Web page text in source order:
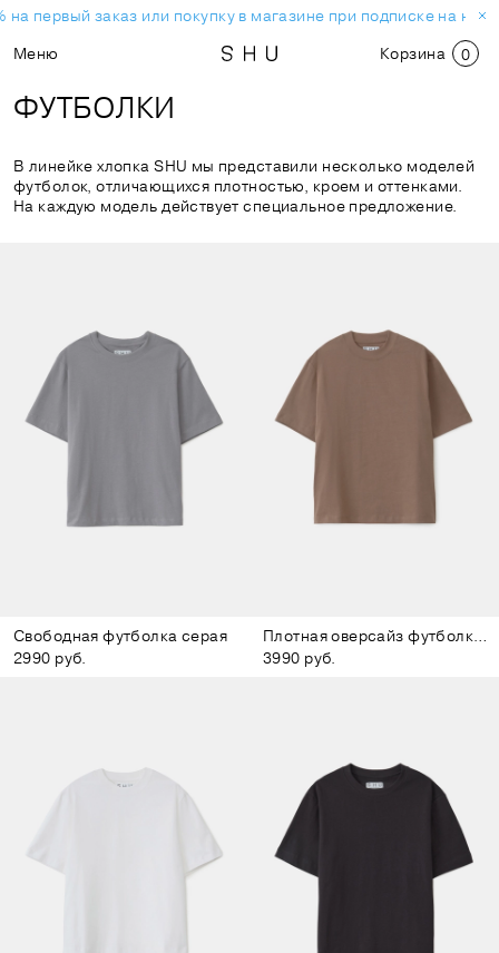
первый заказ или покупку в магазине при подписке на
Меню
Корзина 0
ФУТБОЛКИ
В линейке хлопка SHU мы представили несколько моделей
футболок, отличающихся плотностью, кроем и оттенками.
На каждую модель действует специальное предложение.
Свободная футболка серая
2990 руб.
Плотная оверсайз футболка коричневая
3990 руб.